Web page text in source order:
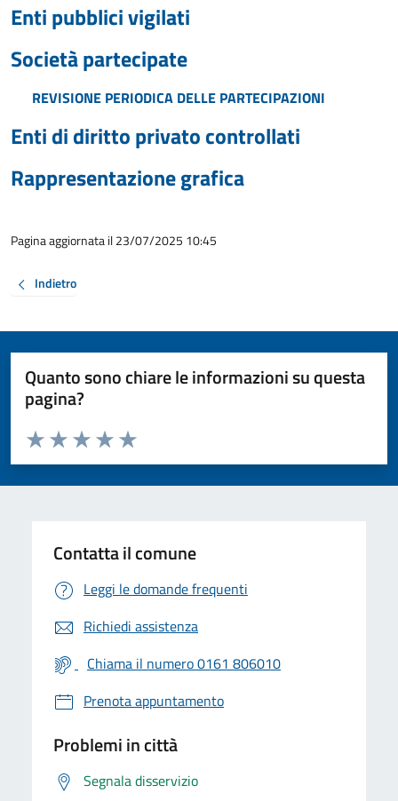
Enti pubblici vigilati
Società partecipate
REVISIONE PERIODICA DELLE PARTECIPAZIONI
Enti di diritto privato controllati
Rappresentazione grafica
Pagina aggiornata il 23/07/2025 10:45
Indietro
Quanto sono chiare le informazioni su questa
pagina?
Valuta da 1 a 5 stelle la pagina
Valuta 5 stelle su 5
Valuta 4 stelle su 5
Valuta 3 stelle su 5
Valuta 2 stelle su 5
Valuta 1 stelle su 5
Contatta il comune
Leggi le domande frequenti
Richiedi assistenza
Chiama il numero 0161 806010
Prenota appuntamento
Problemi in città
Segnala disservizio